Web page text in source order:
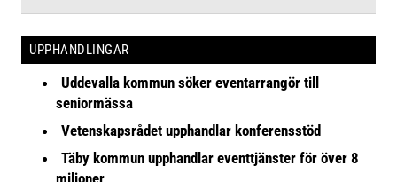
UPPHANDLINGAR
Uddevalla kommun söker eventarrangör till
seniormässa
Vetenskapsrådet upphandlar konferensstöd
Täby kommun upphandlar eventtjänster för över 8
miljoner